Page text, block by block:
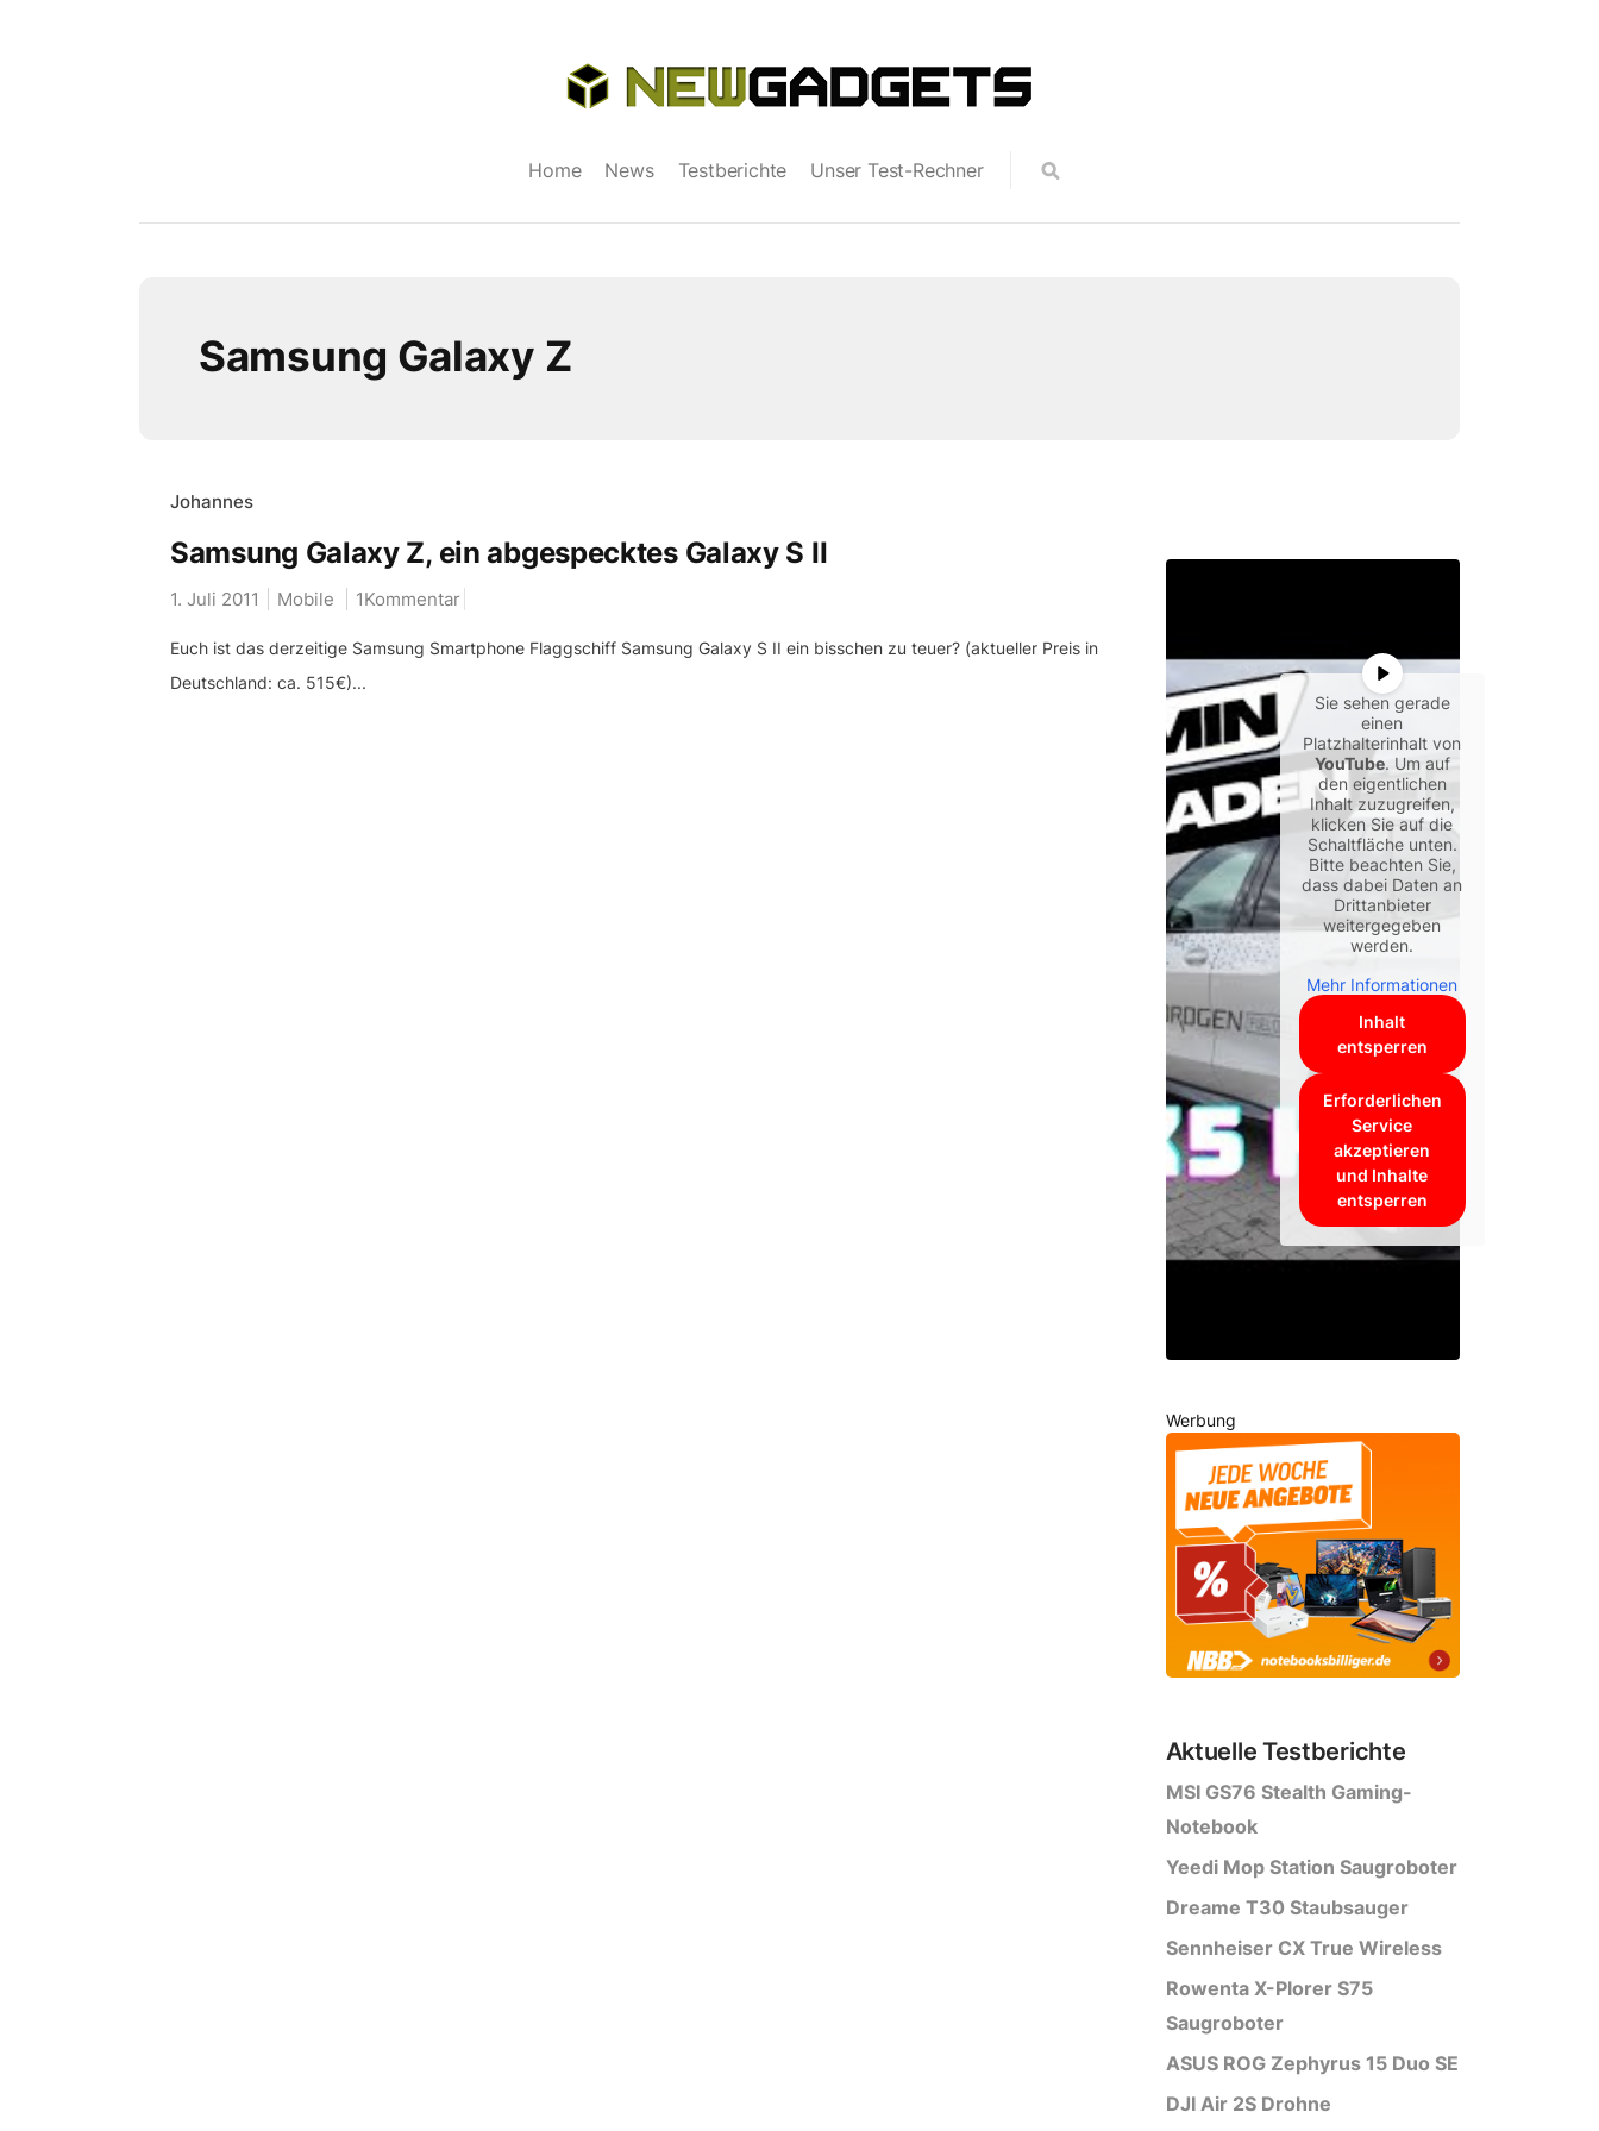
Home News Testberichte Unser Test-Rechner
Samsung Galaxy Z
Johannes
Samsung Galaxy Z, ein abgespecktes Galaxy S II
1. Juli 2011 Mobile 1Kommentar
Euch ist das derzeitige Samsung Smartphone Flaggschiff Samsung Galaxy S II ein bisschen zu teuer? (aktueller Preis in
Deutschland: ca. 515€)...
Sie sehen gerade
einen
Platzhalterinhalt von
YouTube. Um auf
den eigentlichen
Inhalt zuzugreifen,
klicken Sie auf die
Schaltfläche unten.
Bitte beachten Sie,
dass dabei Daten an
Drittanbieter
weitergegeben
werden.
Mehr Informationen
Inhalt
entsperren
Erforderlichen
Service
akzeptieren
und Inhalte
entsperren
Werbung
Aktuelle Testberichte
MSI GS76 Stealth Gaming-
Notebook
Yeedi Mop Station Saugroboter
Dreame T30 Staubsauger
Sennheiser CX True Wireless
Rowenta X-Plorer S75
Saugroboter
ASUS ROG Zephyrus 15 Duo SE
DJI Air 2S Drohne